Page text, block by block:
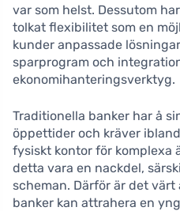
var som helst. Dessutom
tolkat flexibilitet som en
kunder anpassade
sparprogram och
ekonomihanteringsverktyg.
Traditionella banker har å
öppettider och kräver
fysiskt kontor för komplexa
detta vara en nackdel,
scheman. Därför är det
banker kan attrahera en